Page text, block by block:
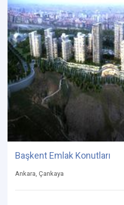
Başkent Emlak Konutları
Ankara, Çankaya